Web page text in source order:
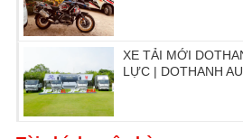
XE TẢI MỚI
LỰC | DOTHANH